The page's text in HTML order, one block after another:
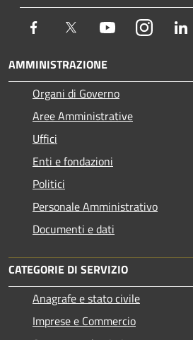
Facebook Twitter YoutubeInstagram
AMMINISTRAZIONE
Organi di Governo
Aree Amministrative
Uffici
Enti e fondazioni
Politici
Personale Amministrativo
Documenti e dati
CATEGORIE DI SERVIZIO
Anagrafe e stato civile
Imprese e Commercio